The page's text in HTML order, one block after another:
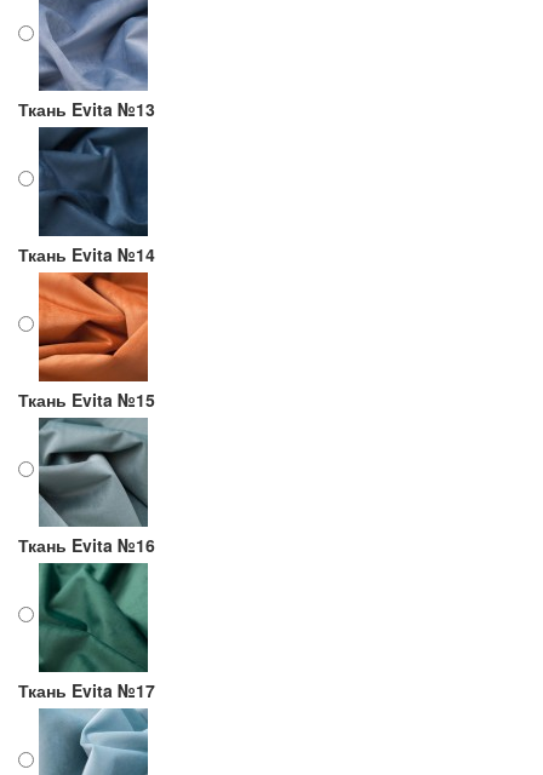
Ткань Evita №13
Ткань Evita №14
Ткань Evita №15
Ткань Evita №16
Ткань Evita №17